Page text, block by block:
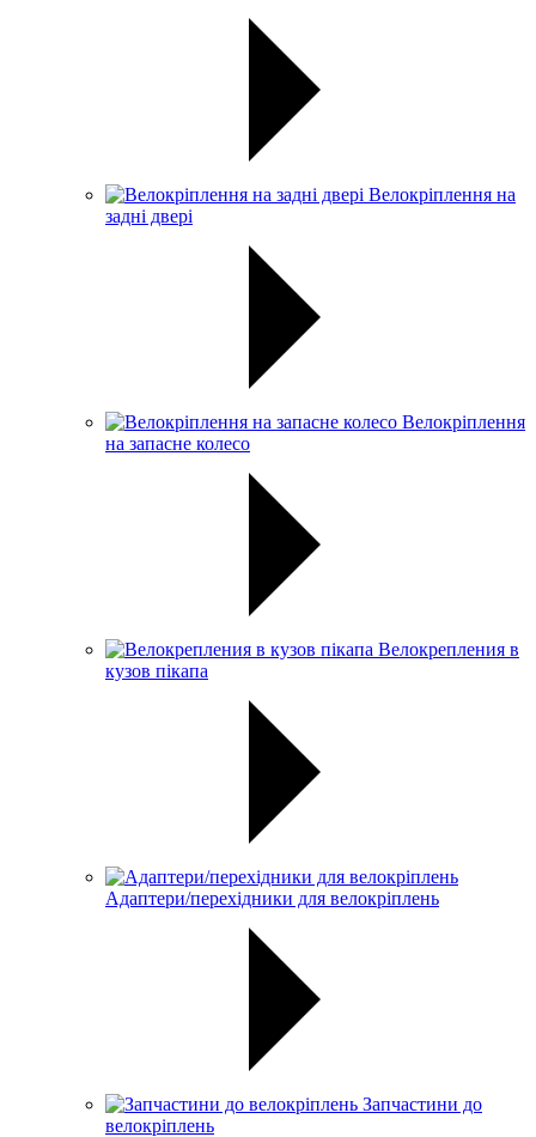
Велокріплення на
задні двері
Велокріплення
на запасне колесо
Велокрепления в
кузов пікапа
Адаптери/перехідники для велокріплень
Запчастини до
велокріплень